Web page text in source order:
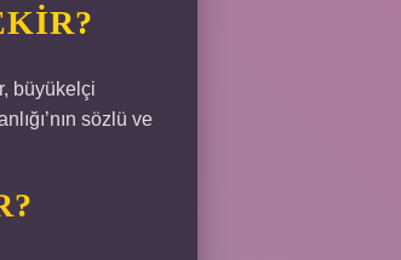
büyükelçi
sözlü ve